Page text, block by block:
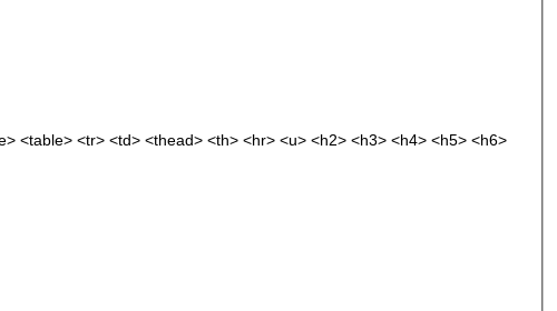
<table> <tr> <td> <thead> <th> <hr> <u> <h2> <h3> <h4> <h5> <h6>